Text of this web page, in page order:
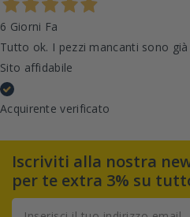
6 Giorni Fa
Tutto ok. I pezzi mancanti sono
Sito affidabile
Acquirente verificato
Iscriviti alla nostra
per te extra 3% su